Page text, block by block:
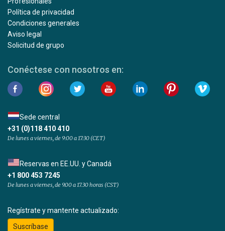
Política de privacidad
Condiciones generales
Aviso legal
Solicitud de grupo
Conéctese con nosotros en:
Sede central
+31 (0)118 410 410
De lunes a viernes, de 9:00 a 17:30 (CET)
Reservas en EE.UU. y Canadá
+1 800 453 7245
De lunes a viernes, de 9.00 a 17.30 horas (CST)
Regístrate y mantente actualizado:
Suscríbase